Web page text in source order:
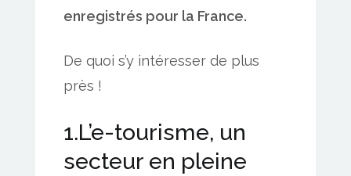
enregistrés pour la France.
De quoi s’y intéresser de plus
près !
1.L’e-tourisme, un
secteur en pleine